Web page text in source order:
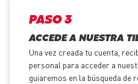
PASO 3
ACCEDE A NUESTRA
Una vez creada tu cuenta,
personal para acceder a
guiaremos en la búsqueda de